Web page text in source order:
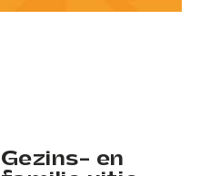
Gezins- en